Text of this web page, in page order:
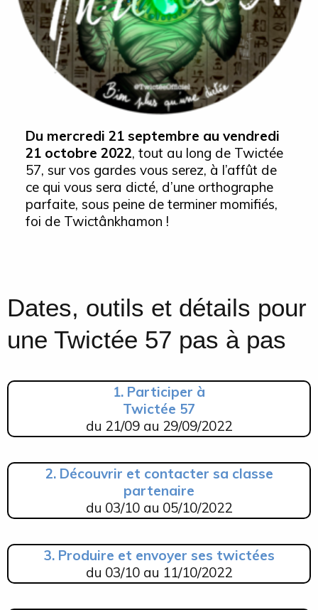
Du mercredi 21 septembre au vendredi
21 octobre 2022, tout au long de Twictée
57, sur vos gardes vous serez, à l’affût de
ce qui vous sera dicté, d’une orthographe
parfaite, sous peine de terminer momifiés,
foi de Twictânkhamon !
Dates, outils et détails pour
une Twictée 57 pas à pas
1. Participer à
Twictée 57
du 21/09 au 29/09/2022
2. Découvrir et contacter sa classe
partenaire
du 03/10 au 05/10/2022
3. Produire et envoyer ses twictées
du 03/10 au 11/10/2022